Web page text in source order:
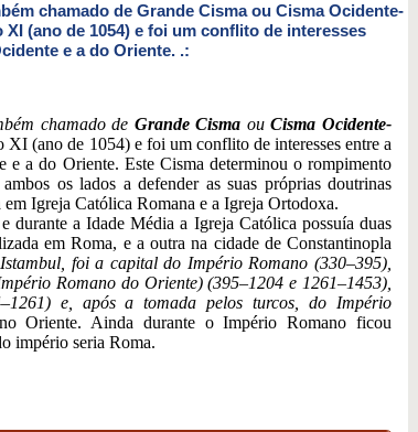
chamado de Grande Cisma ou Cisma Ocidente-
(ano de 1054) e foi um conflito de interesses
e a do Oriente. .:
chamado de Grande Cisma ouCisma Ocidente-
XI (ano de 1054) e foi um conflito de interesses entre a
e a do Oriente. Este Cisma determinou o rompimento
os lados a defender as suas próprias doutrinas
Igreja Católica Romana e a Igreja Ortodoxa.
durante a Idade Média a Igreja Católica possuía duas
em Roma, e a outra na cidade de Constantinopla
foi a capital do Império Romano (330–395),
Romano do Oriente) (395–1204 e 1261–1453),
e, após a tomada pelos turcos, do Império
Oriente. Ainda durante o Império Romano ficou
império seria Roma.